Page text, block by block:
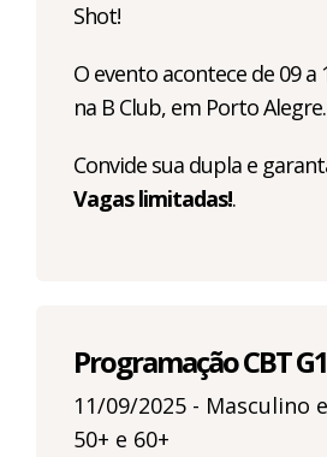
Shot!
O evento acontece de 09
na B Club, em Porto Alegre.
Convide sua dupla e
Vagas limitadas!.
Programação CBT G1
11/09/2025 - Masculino
50+ e 60+